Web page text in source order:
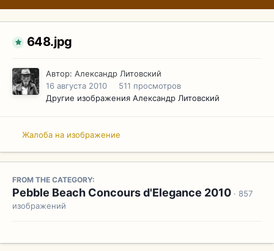
648.jpg
Автор: Александр Литовский
16 августа 2010
511 просмотров
Другие изображения Александр Литовский
Жалоба на изображение
FROM THE CATEGORY:
Pebble Beach Concours d'Elegance 2010 · 857
изображений